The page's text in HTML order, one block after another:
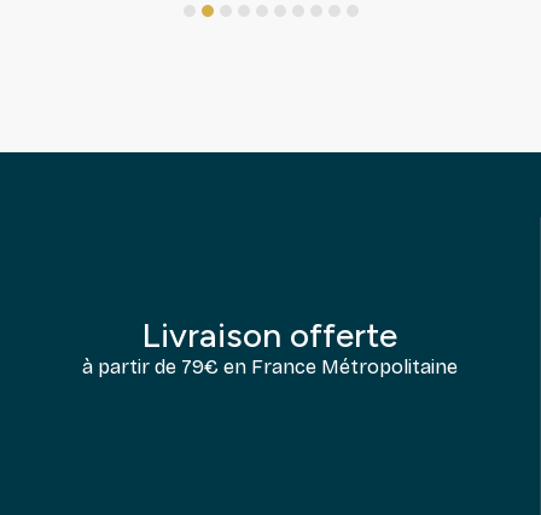
Livraison offerte
à partir de 79€ en France Métropolitaine